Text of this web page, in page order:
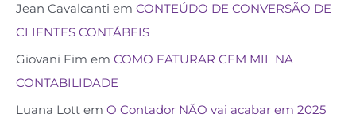
Jean Cavalcanti em CONTEÚDO DE CONVERSÃO DE
CLIENTES CONTÁBEIS
Giovani Fim em COMO FATURAR CEM MIL NA
CONTABILIDADE
Luana Lott em O Contador NÃO vai acabar em 2025